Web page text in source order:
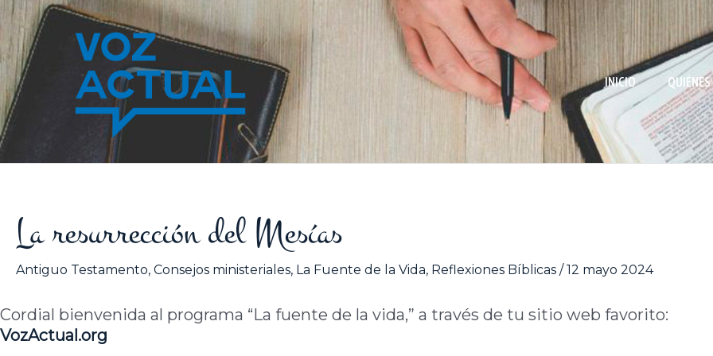
contenido
INICIO
La resurrección del Mesías
Antiguo Testamento, Consejos ministeriales, La Fuente de la Vida, Reflexiones Bíblicas /12 mayo 2024
Cordial bienvenida al programa “La fuente de la vida,” a través de tu sitio web favorito:
VozActual.org